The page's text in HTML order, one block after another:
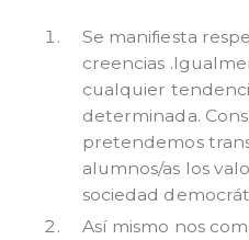
Se manifiesta
creencias
cualquier
determinada.
pretendemos
alumnos/as los
sociedad
Así mismo nos